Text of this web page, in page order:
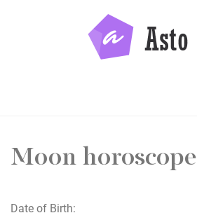
Moon horoscope
Date of Birth: